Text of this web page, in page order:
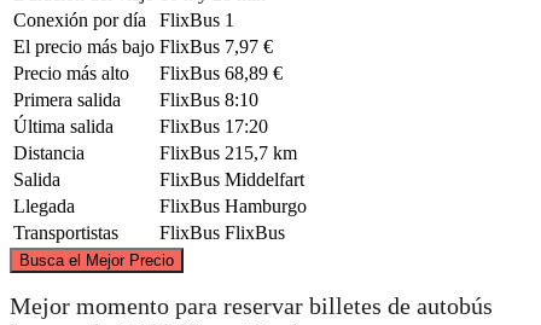
Conexión por día
FlixBus 1
El precio más bajo FlixBus 7,97 €
Precio más alto
FlixBus 68,89 €
Primera salida
FlixBus 8:10
Última salida
FlixBus 17:20
Distancia
FlixBus 215,7 km
Salida
FlixBus Middelfart
Llegada
FlixBus Hamburgo
Transportistas
FlixBus FlixBus
Busca el Mejor Precio
©
Mejor momento para reservar billetes de autobús